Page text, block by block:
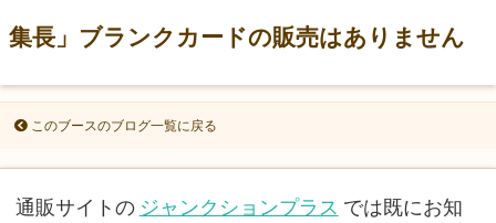
集長」ブランクカードの販売はありません
このブースのブログ一覧に戻る
通販サイトの ジャンクションプラス では既にお知